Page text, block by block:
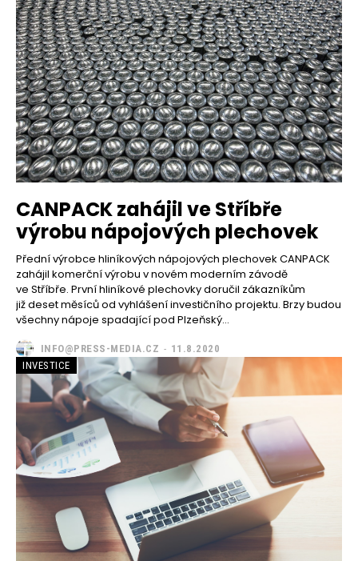
CANPACK zahájil ve Stříbře
výrobu nápojových plechovek
Přední výrobce hliníkových nápojových plechovek CANPACK
zahájil komerční výrobu v novém moderním závodě
ve Stříbře. První hliníkové plechovky doručil zákazníkům
již deset měsíců od vyhlášení investičního projektu. Brzy budou
všechny nápoje spadající pod Plzeňský...
INFO@PRESS-MEDIA.CZ - 11.8.2020
INVESTICE